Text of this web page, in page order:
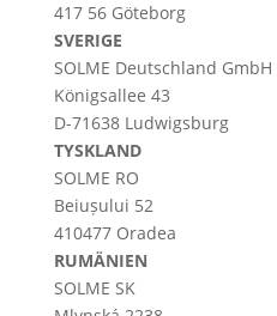
417 56 Göteborg
SVERIGE
SOLME Deutschland GmbH
Königsallee 43
D-71638 Ludwigsburg
TYSKLAND
SOLME RO
Beiușului 52
410477 Oradea
RUMÄNIEN
SOLME SK